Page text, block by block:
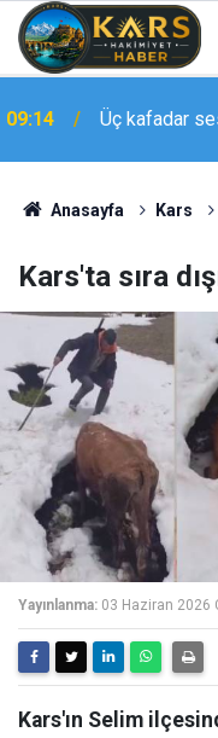
09:14 Üç kafadar
Anasayfa Kars
Kars'ta sıra
Yayınlanma: 03 Haziran 2026
Kars'ın Selim